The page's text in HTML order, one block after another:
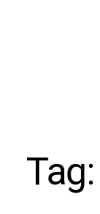
Tag: